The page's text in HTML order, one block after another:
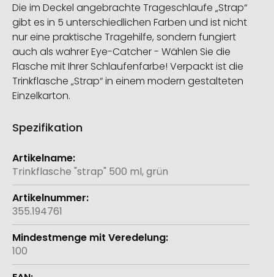
Die im Deckel angebrachte Trageschlaufe „Strap“
gibt es in 5 unterschiedlichen Farben und ist nicht
nur eine praktische Tragehilfe, sondern fungiert
auch als wahrer Eye-Catcher - Wählen Sie die
Flasche mit Ihrer Schlaufenfarbe! Verpackt ist die
Trinkflasche „Strap“ in einem modern gestalteten
Einzelkarton.
Spezifikation
Weitere
Informationen
Trinkflasche "strap" 500 ml, grün
355.194761
100